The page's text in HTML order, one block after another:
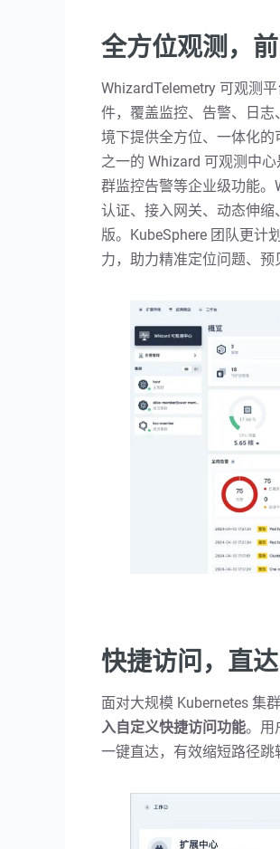
全方位观测，
WhizardTelemetry 可观测
件，覆盖监控、告警、日
境下提供全方位、一体化的
之一的 Whizard 可观测中
群监控告警等企业级功能。
认证、接入网关、动态伸
版。KubeSphere 团队更计
力，助力精准定位问题、预
快捷访问，直
面对大规模 Kubernetes 集
入自定义快捷访问功能。用
一键直达，有效缩短路径跳